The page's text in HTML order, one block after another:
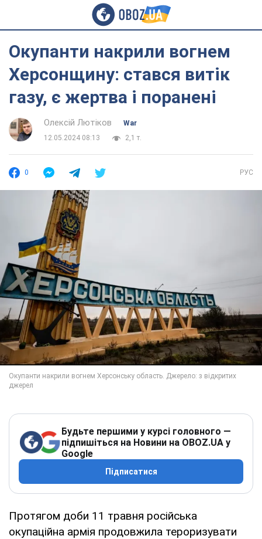
Окупанти накрили вогнем
Херсонщину: стався витік
газу, є жертва і поранені
Олексій Лютіков
War
12.05.2024 08:13
2,1 т.
0 РУС
Будьте першими у курсі головного —
підпишіться на Новини на OBOZ.UA у
Google
Підписатися
Протягом доби 11 травня російська
окупаційна армія продовжила тероризувати